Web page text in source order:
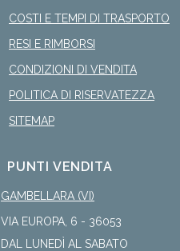
COSTI E TEMPI DI TRASPORTO
RESI E RIMBORSI
CONDIZIONI DI VENDITA
POLITICA DI RISERVATEZZA
SITEMAP
PUNTI VENDITA
GAMBELLARA (VI)
VIA EUROPA, 6 - 36053
DAL LUNEDÌ AL SABATO